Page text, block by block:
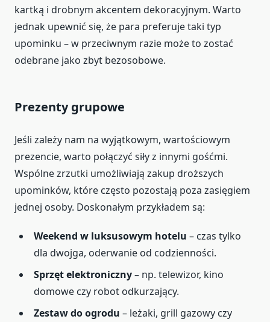
kartką i drobnym akcentem dekoracyjnym. Warto
jednak upewnić się, że para preferuje taki typ
upominku – w przeciwnym razie może to zostać
odebrane jako zbyt bezosobowe.
Prezenty grupowe
Jeśli zależy nam na wyjątkowym, wartościowym
prezencie, warto połączyć siły z innymi gośćmi.
Wspólne zrzutki umożliwiają zakup droższych
upominków, które często pozostają poza zasięgiem
jednej osoby. Doskonałym przykładem są:
Weekend w luksusowym hotelu – czas tylko
dla dwojga, oderwanie od codzienności.
Sprzęt elektroniczny– np. telewizor, kino
domowe czy robot odkurzający.
Zestaw do ogrodu – leżaki, grill gazowy czy